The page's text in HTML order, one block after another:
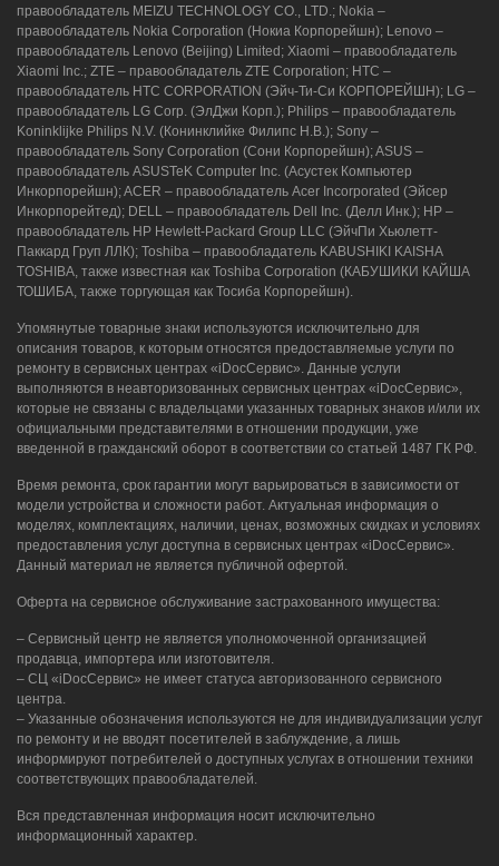
правообладатель MEIZU TECHNOLOGY CO., LTD.; Nokia –
правообладатель Nokia Corporation (Нокиа Корпорейшн); Lenovo –
правообладатель Lenovo (Beijing) Limited; Xiaomi – правообладатель
Xiaomi Inc.; ZTE – правообладатель ZTE Corporation; HTC –
правообладатель HTC CORPORATION (Эйч-Ти-Си КОРПОРЕЙШН); LG –
правообладатель LG Corp. (ЭлДжи Корп.); Philips – правообладатель
Koninklijke Philips N.V. (Конинклийке Филипс Н.В.); Sony –
правообладатель Sony Corporation (Сони Корпорейшн); ASUS –
правообладатель ASUSTeK Computer Inc. (Асустек Компьютер
Инкорпорейшн); ACER – правообладатель Acer Incorporated (Эйсер
Инкорпорейтед); DELL – правообладатель Dell Inc. (Делл Инк.); HP –
правообладатель HP Hewlett-Packard Group LLC (ЭйчПи Хьюлетт-
Паккард Груп ЛЛК); Toshiba – правообладатель KABUSHIKI KAISHA
TOSHIBA, также известная как Toshiba Corporation (КАБУШИКИ КАЙША
ТОШИБА, также торгующая как Тосиба Корпорейшн).
Упомянутые товарные знаки используются исключительно для
описания товаров, к которым относятся предоставляемые услуги по
ремонту в сервисных центрах «iDocСервис». Данные услуги
выполняются в неавторизованных сервисных центрах «iDocСервис»,
которые не связаны с владельцами указанных товарных знаков и/или их
официальными представителями в отношении продукции, уже
введенной в гражданский оборот в соответствии со статьей 1487 ГК РФ.
Время ремонта, срок гарантии могут варьироваться в зависимости от
модели устройства и сложности работ. Актуальная информация о
моделях, комплектациях, наличии, ценах, возможных скидках и условиях
предоставления услуг доступна в сервисных центрах «iDocСервис».
Данный материал не является публичной офертой.
Оферта на сервисное обслуживание застрахованного имущества:
– Сервисный центр не является уполномоченной организацией
продавца, импортера или изготовителя.
– СЦ «iDocСервис» не имеет статуса авторизованного сервисного
центра.
– Указанные обозначения используются не для индивидуализации услуг
по ремонту и не вводят посетителей в заблуждение, а лишь
информируют потребителей о доступных услугах в отношении техники
соответствующих правообладателей.
Вся представленная информация носит исключительно
информационный характер.